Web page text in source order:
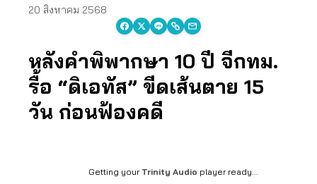
20 สิงหาคม 2568
หลังคำพิพากษา 10 ปี จี้กทม.
รื้อ “ดิเอทัส” ขีดเส้นตาย 15
วัน ก่อนฟ้องคดี
Getting your Trinity Audio player ready...